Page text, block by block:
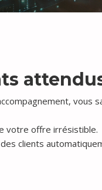
vous
votre offre irrésistible.
clients